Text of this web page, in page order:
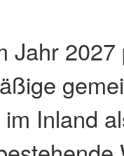
Jahr
Inland